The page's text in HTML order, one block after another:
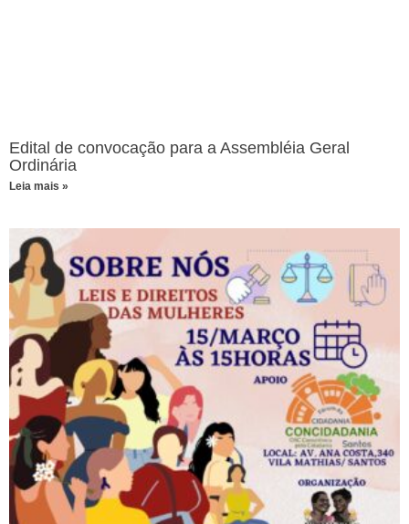
Edital de convocação para a Assembléia Geral
Ordinária
Leia mais »